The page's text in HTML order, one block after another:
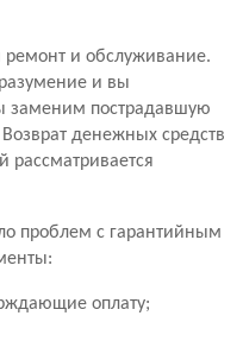
и обслуживание.
и вы
заменим пострадавшую
денежных средств
проблем с гарантийным
оплату;